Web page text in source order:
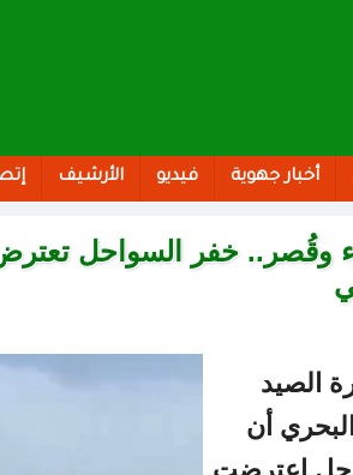
أخبار جهوية فيديو الأرشيف
الصيد
أن